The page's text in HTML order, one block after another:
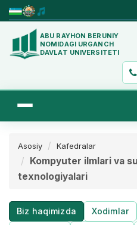
ABU RAYHON BERUNIY
NOMIDAGI URGANCH
DAVLAT UNIVERSITETI
Asosiy Kafedralar
Kompyuter ilmlari va
texnologiyalari
Biz haqimizda Xodimlar